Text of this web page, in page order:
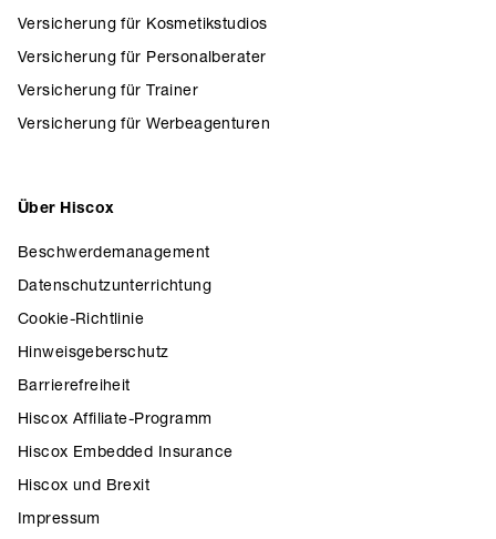
Versicherung für Kosmetikstudios
Versicherung für Personalberater
Versicherung für Trainer
Versicherung für Werbeagenturen
Über Hiscox
Beschwerdemanagement
Datenschutzunterrichtung
Cookie-Richtlinie
Hinweisgeberschutz
Barrierefreiheit
Hiscox Affiliate-Programm
Hiscox Embedded Insurance
Hiscox und Brexit
Impressum